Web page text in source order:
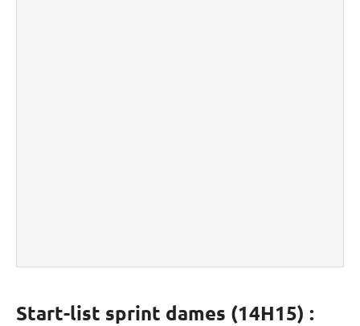
Start-list sprint dames (14H15) :